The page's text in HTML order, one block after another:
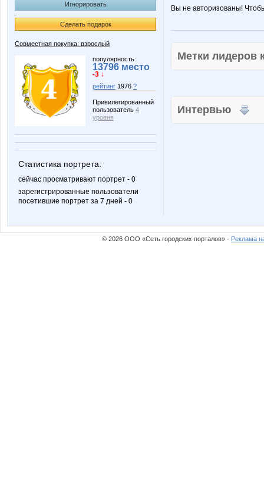
Игнорировать
Сделать подарок
Совместная покупка: взрослый
популярность:
13796 место
-3 ↓
рейтинг 1976 ?
Привилегированный
пользователь 4
уровня
Статистика портрета:
сейчас просматривают портрет - 0
зарегистрированные пользователи
посетившие портрет за 7 дней - 0
Вы не авторизованы!
Метки
Интервью
© 2026 ООО «Сеть городских порталов» · Реклама